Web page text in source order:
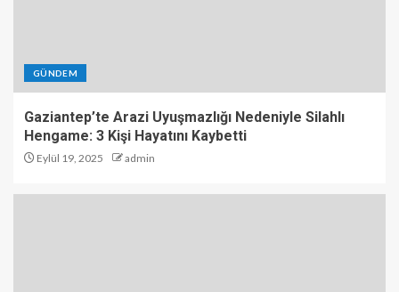
GÜNDEM
Gaziantep’te Arazi Uyuşmazlığı Nedeniyle Silahlı
Hengame: 3 Kişi Hayatını Kaybetti
Eylül 19, 2025 admin